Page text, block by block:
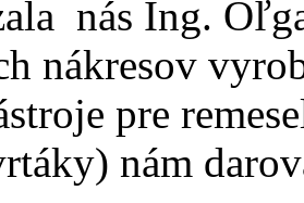
nás Ing.
nákresov
pre
nám